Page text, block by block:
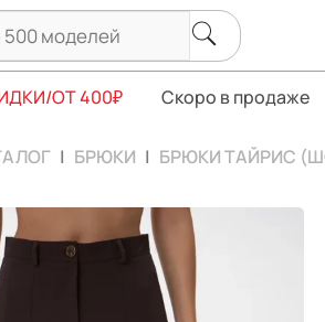
ОТ 400₽ Скоро в продаже
БРЮКИ БРЮКИ ТАЙРИС